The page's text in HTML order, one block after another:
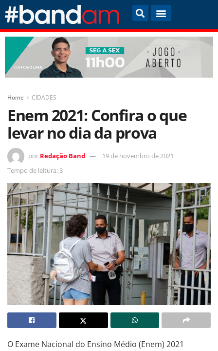
Home CIDADES
Enem 2021: Confira o que
levar no dia da prova
por Redação Band
19 de novembro de 2021
Tempo de leitura: 3
O Exame Nacional do Ensino Médio (Enem) 2021